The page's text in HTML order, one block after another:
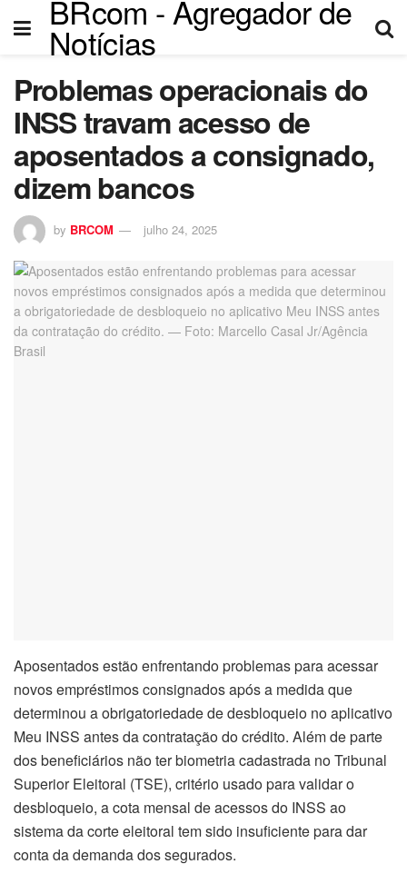
BRcom - Agregador de
Notícias
Problemas operacionais do
INSS travam acesso de
aposentados a consignado,
dizem bancos
by BRCOM julho 24, 2025
Aposentados estão enfrentando problemas para acessar
novos empréstimos consignados após a medida que
determinou a obrigatoriedade de desbloqueio no aplicativo
Meu INSS antes da contratação do crédito. Além de parte
dos beneficiários não ter biometria cadastrada no Tribunal
Superior Eleitoral (TSE), critério usado para validar o
desbloqueio, a cota mensal de acessos do INSS ao
sistema da corte eleitoral tem sido insuficiente para dar
conta da demanda dos segurados.